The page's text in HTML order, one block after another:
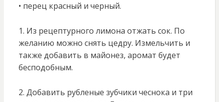
• перец красный и черный.
1. Из рецептурного лимона отжать сок. По
желанию можно снять цедру. Измельчить и
также добавить в майонез, аромат будет
бесподобным.
2. Добавить рубленые зубчики чеснока и три